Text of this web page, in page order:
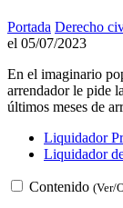
Portada Derecho
el 05/07/2023
En el imaginario
arrendador le pide
últimos meses de
Liquidador
Liquidador
Contenido (Ver/